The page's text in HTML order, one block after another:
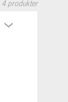
4 produkter